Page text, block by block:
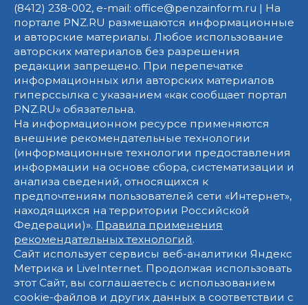
(8412) 238-002, e-mail: office@penzainform.ru | На
портале PNZ.RU размещаются информационные
и авторские материалы. Любое использование
авторских материалов без разрешения
редакции запрещено. При перепечатке
информационных или авторских материалов
гиперссылка с указанием «как сообщает портал
PNZ.RU» обязательна.
На информационном ресурсе применяются
внешние рекомендательные технологии
(информационные технологии предоставления
информации на основе сбора, систематизации и
анализа сведений, относящихся к
предпочтениям пользователей сети «Интернет»,
находящихся на территории Российской
Федерации)». Правила применения
рекомендательных технологий.
Сайт использует сервисы веб-аналитики Яндекс
Метрика и LiveInternet. Продолжая использовать
этот Сайт, вы соглашаетесь с использованием
cookie-файлов и других данных в соответствии с